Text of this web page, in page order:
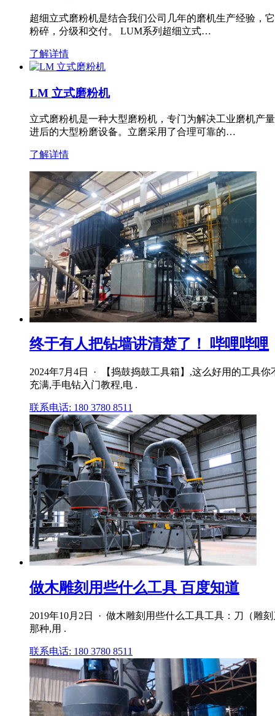
超细立式磨粉机是结合我们公司几年的磨机生产经验，
粉碎，分级和交付。 LUM系列超细立式…
了解详情
LM 立式磨粉机
立式磨粉机是一种大型磨粉机，专门为解决工业磨机产
进后的大型粉磨设备。立磨采用了合理可靠的…
了解详情
终于有人把钻墙讲清楚了！ 哔哩哔哩
2024年7月4日 · 【捣鼓捣鼓工具箱】,这么好用的工具
充满,手电钻入门教程,电 .
联系电话: 180 3780 8511
做木雕刻用些什么工具 百度知道
2019年10月2日 · 做木雕刻用些什么工具工具：刀（雕
那种,用 .
联系电话: 180 3780 8511